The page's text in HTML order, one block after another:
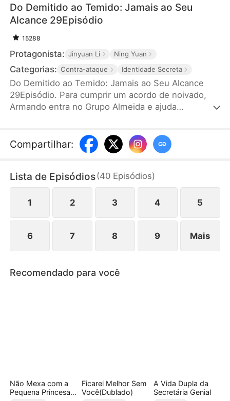
Do Demitido ao Temido: Jamais ao Seu
Alcance 29Episódio
15288
Protagonista: Jinyuan Li Ning Yuan
Categorias: Contra-ataque Identidade Secreta
Do Demitido ao Temido: Jamais ao Seu Alcance
29Episódio. Para cumprir um acordo de noivado,
Armando entra no Grupo Almeida e ajuda
humilhações. Ferido, ele pede demissão, rompe o
noivado e desaparece. Logo, sua verdadeira
Medeiros. Com sua saída, o Grupo Almeida
colapsa, e Danila percebe tarde demais o valor do
homem que perdeu.
Compartilhar:
Lista de Episódios(40 Episódios)
1 2 3 4 5
6 7 8 9 Mais
Recomendado para você
Não Mexa com a
Pequena Princesa
Ficarei Melhor Sem
Você(Dublado)
A Vida Dupla da
Secretária Genial